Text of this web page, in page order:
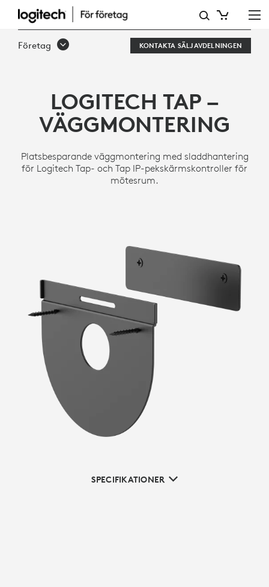
TAP
Företag KONTAKTA SÄLJAVDELNINGEN
LOGITECH TAP –
VÄGGMONTERING
Platsbesparande väggmontering med sladdhantering
för Logitech Tap- och Tap IP-pekskärmskontroller för
mötesrum.
SPECIFIKATIONER